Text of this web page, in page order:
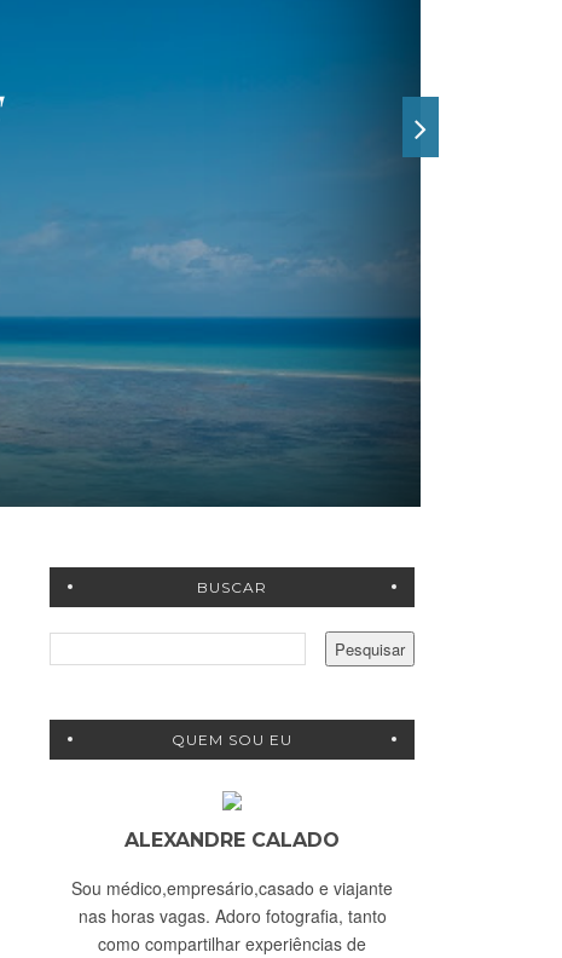
BUSCAR
QUEM SOU EU
ALEXANDRE CALADO
Sou médico,empresário,casado e viajante
nas horas vagas. Adoro fotografia, tanto
como compartilhar experiências de